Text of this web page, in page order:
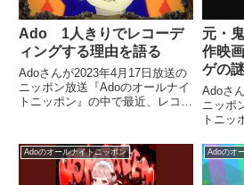
Ado 1人きりでレコーデ
ィングする理由を語る
Adoさんが2023年4月17日放送の
ニッポン放送『Adoのオールナイ
トニッポン』の中で最近、レコー
ングをするスタイルを取っている
理由を話していました。
元・
作映
ゲの
ック
Adoさ
ニッポ
トニッ
ゲゲゲ
元鬼太
ていま
Adoのオールナイトニッポン Adoのオ